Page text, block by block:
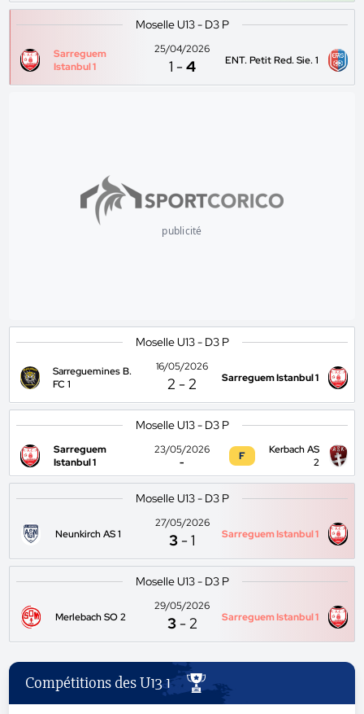
Moselle U13 - D3 P
Sarreguem
Istanbul 1
25/04/2026
1 -4 ENT. Petit Red. Sie. 1
publicité
Moselle U13 - D3 P
Sarreguemines B.
FC 1
16/05/2026
2 -2 Sarreguem Istanbul 1
Moselle U13 - D3 P
Sarreguem
Istanbul 1
23/05/2026
-
F
Kerbach AS
2
Moselle U13 - D3 P
Neunkirch AS 1
27/05/2026
3 -1 Sarreguem Istanbul 1
Moselle U13 - D3 P
Merlebach SO 2
29/05/2026
3 -2 Sarreguem Istanbul 1
Compétitions des U13 1